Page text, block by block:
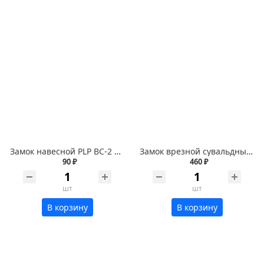
Замок навесной PLP BC-2 серый тяжелый 38мм
90 ₽
шт
В корзину
Замок врезной сувальдный ключ VETTORE 3B 8-4 СР хром 3 ключа 20587
460 ₽
шт
В корзину